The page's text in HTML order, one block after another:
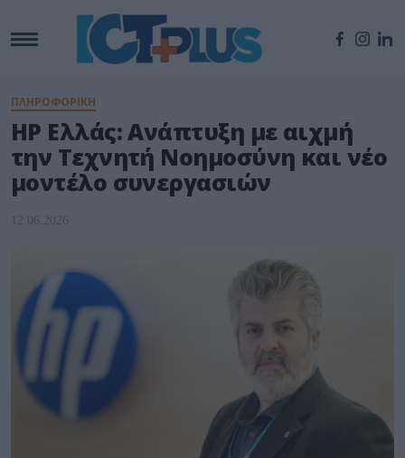
ΠΛΗΡΟΦΟΡΙΚΗ
HP Ελλάς: Ανάπτυξη με αιχμή
την Τεχνητή Νοημοσύνη και νέο
μοντέλο συνεργασιών
12.06.2026